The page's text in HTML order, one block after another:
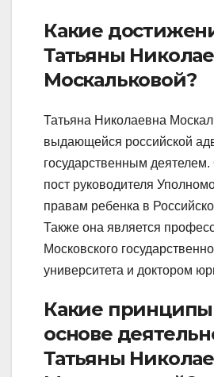
Какие
Татьяны
Москальковой?
Татьяна Николаевна
выдающейся российской
государственным
пост руководителя
правам ребенка в
Также она является
Московского
университета и доктором
Какие
основе
Татьяны